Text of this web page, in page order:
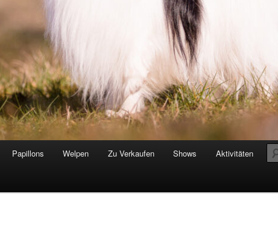
Papillons Welpen Zu Verkaufen Shows Aktivitäten